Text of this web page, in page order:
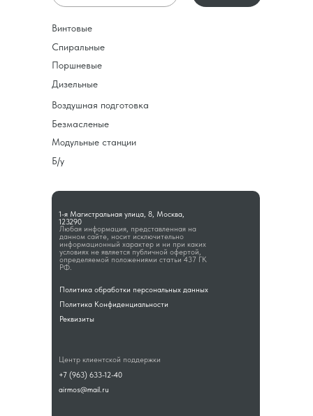
Любая информация, представленная на
данном сайте, носит исключительно
информационный характер и ни при каких
условиях не является публичной офертой,
определяемой положениями статьи 437 ГК
РФ.
1-я Магистральная улица, 8, Москва,
123290
Винтовые
Спиральные
Поршневые
Дизельные
Воздушная подготовка
Безмасленые
Модульные станции
Б/у
Политика обработки персональных данных
Политика Конфиденциальности
Реквизиты
Центр клиентской поддержки
+7 (963) 633-12-40
airmos@mail.ru